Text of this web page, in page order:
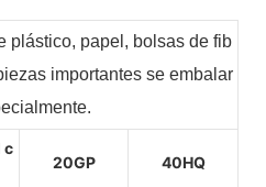
plástico, papel, bolsas de fib
importantes se embalar
c
20GP 40HQ